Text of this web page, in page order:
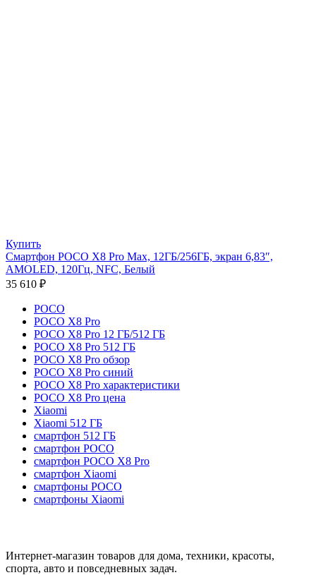
Купить
Смартфон POCO X8 Pro Max, 12ГБ/256ГБ, экран 6,83″,
AMOLED, 120Гц, NFC, Белый
35 610 ₽
POCO
POCO X8 Pro
POCO X8 Pro 12 ГБ/512 ГБ
POCO X8 Pro 512 ГБ
POCO X8 Pro обзор
POCO X8 Pro синий
POCO X8 Pro характеристики
POCO X8 Pro цена
Xiaomi
Xiaomi 512 ГБ
смартфон 512 ГБ
смартфон POCO
смартфон POCO X8 Pro
смартфон Xiaomi
смартфоны POCO
смартфоны Xiaomi
Интернет-магазин товаров для дома, техники, красоты,
спорта, авто и повседневных задач.